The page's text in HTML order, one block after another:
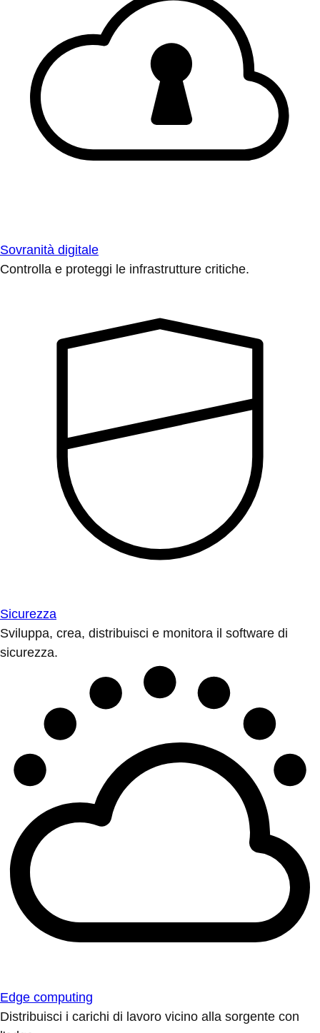
Sovranità digitale
Controlla e proteggi le infrastrutture critiche.
Sicurezza
Sviluppa, crea, distribuisci e monitora il software di
sicurezza.
Edge computing
Distribuisci i carichi di lavoro vicino alla sorgente con